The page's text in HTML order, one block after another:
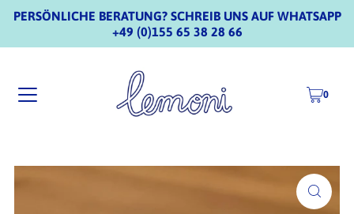
PERSÖNLICHE BERATUNG? SCHREIB UNS AUF WHATSAPP
+49 (0)155 65 38 28 66
0